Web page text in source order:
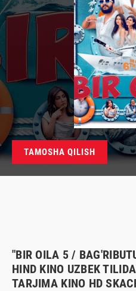
TAMOSHA QILISH
"BIR OILA 5 /
HIND KINO UZBEK
TARJIMA KINO HD